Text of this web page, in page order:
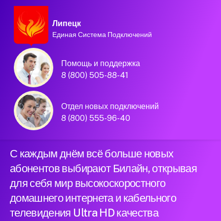
Липецк
Единая Система Подключений
Помощь и поддержка
8 (800) 505-88-41
Отдел новых подключений
8 (800) 555-96-40
Домашний интернет и
телевидение
Билайн в городе
Липецк
С каждым днём всё больше новых
абонентов выбирают Билайн, открывая
для себя мир высокоскоростного
домашнего интернета и кабельного
телевидения Ultra HD качества